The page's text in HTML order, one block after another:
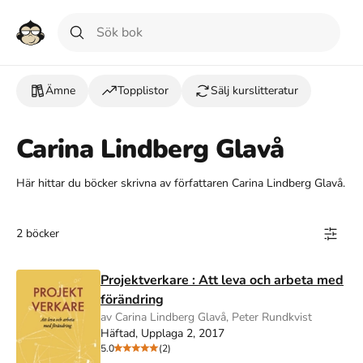
Ämne Topplistor Sälj kurslitteratur
Carina Lindberg Glavå
Här hittar du böcker skrivna av författaren Carina Lindberg Glavå.
2 böcker
Projektverkare : Att leva och arbeta med
förändring
av Carina Lindberg Glavå, Peter Rundkvist
Häftad, Upplaga 2, 2017
5.0
(2)